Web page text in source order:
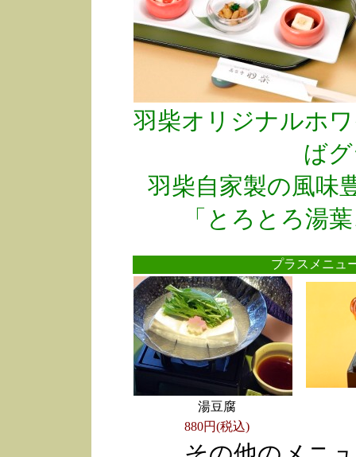
羽柴オリジナルホ
ば
羽柴自家製の風味
「とろとろ湯
プラスメニ
湯豆腐
880円(税込)